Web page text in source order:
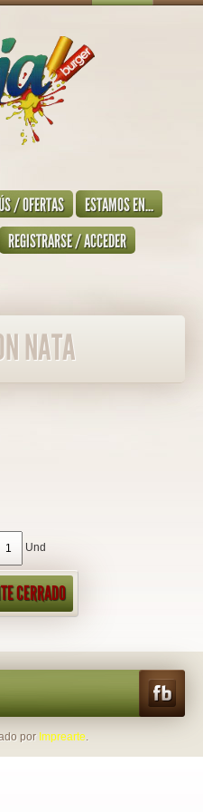
/ OFERTAS
ESTAMOS EN...
REGISTRARSE / ACCEDER
NATA
Und
CERRADO
por Imprearte